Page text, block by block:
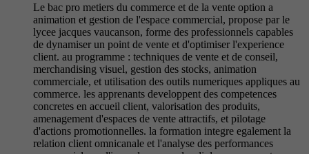
Le bac pro metiers du commerce et de la vente option a
animation et gestion de l'espace commercial, propose par le
lycee jacques vaucanson, forme des professionnels capables
de dynamiser un point de vente et d'optimiser l'experience
client. au programme : techniques de vente et de conseil,
merchandising visuel, gestion des stocks, animation
commerciale, et utilisation des outils numeriques appliques au
commerce. les apprenants developpent des competences
concretes en accueil client, valorisation des produits,
amenagement d'espaces de vente attractifs, et pilotage
d'actions promotionnelles. la formation integre egalement la
relation client omnicanale et l'analyse des performances